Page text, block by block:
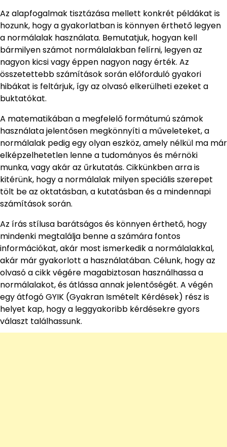
Az alapfogalmak tisztázása mellett konkrét példákat is
hozunk, hogy a gyakorlatban is könnyen érthető legyen
a normálalak használata. Bemutatjuk, hogyan kell
bármilyen számot normálalakban felírni, legyen az
nagyon kicsi vagy éppen nagyon nagy érték. Az
összetettebb számítások során előforduló gyakori
hibákat is feltárjuk, így az olvasó elkerülheti ezeket a
buktatókat.
A matematikában a megfelelő formátumú számok
használata jelentősen megkönnyíti a műveleteket, a
normálalak pedig egy olyan eszköz, amely nélkül ma már
elképzelhetetlen lenne a tudományos és mérnöki
munka, vagy akár az űrkutatás. Cikkünkben arra is
kitérünk, hogy a normálalak milyen speciális szerepet
tölt be az oktatásban, a kutatásban és a mindennapi
számítások során.
Az írás stílusa barátságos és könnyen érthető, hogy
mindenki megtalálja benne a számára fontos
információkat, akár most ismerkedik a normálalakkal,
akár már gyakorlott a használatában. Célunk, hogy az
olvasó a cikk végére magabiztosan használhassa a
normálalakot, és átlássa annak jelentőségét. A végén
egy átfogó GYIK (Gyakran Ismételt Kérdések) rész is
helyet kap, hogy a leggyakoribb kérdésekre gyors
választ találhassunk.